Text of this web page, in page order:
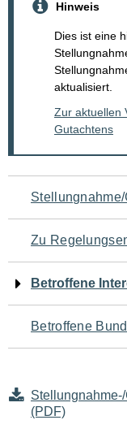
Hinweis
Dies ist eine
aktualisiert.
Zur aktuellen
Gutachtens
Navigation
für
den
Zu
Betroffene
Betroffene
(PDF)